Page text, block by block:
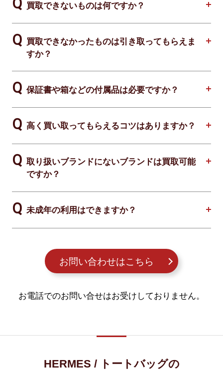
買取できないものは何ですか？
買取できなかったものは引き取ってもらえま
すか？
保証書や箱などの付属品は必要ですか？
高く買い取ってもらえるコツはありますか？
取り扱いブランドにないブランドは買取可能
ですか？
未成年の利用はできますか？
お問い合わせはこちら
お電話でのお問い合せはお受けしておりません。
HERMES / トートバッグの